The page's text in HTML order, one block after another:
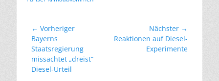
Beitragsnavigation
← Vorheriger
Vorheriger
Beitrag:
Bayerns
Staatsregierung
missachtet „dreist“
Diesel-Urteil
Nächster →
Nächster
Reaktionen auf Diesel-
Experimente